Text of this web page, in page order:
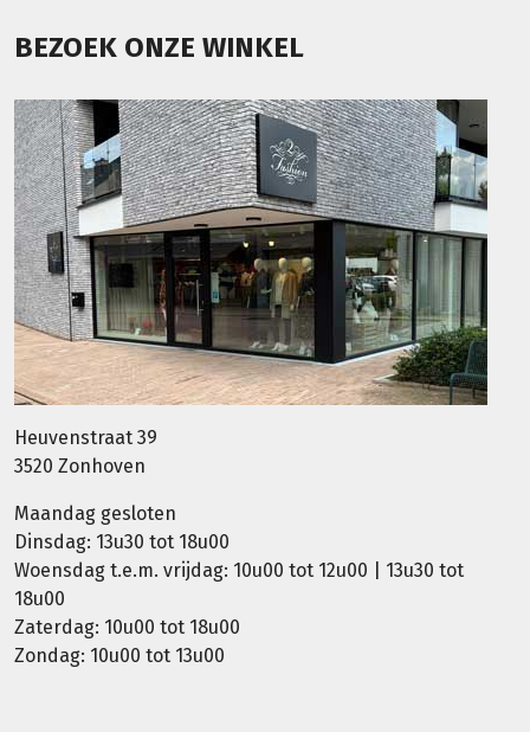
BEZOEK ONZE WINKEL
Heuvenstraat 39
3520 Zonhoven
Maandag gesloten
Dinsdag: 13u30 tot 18u00
Woensdag t.e.m. vrijdag: 10u00 tot 12u00 | 13u30 tot
18u00
Zaterdag: 10u00 tot 18u00
Zondag: 10u00 tot 13u00